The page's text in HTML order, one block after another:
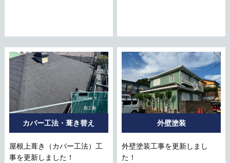
カバー工法・葺き替え
屋根上葺き（カバー工法）工
事を更新しました！
外壁塗装
外壁塗装工事を更新しまし
た！